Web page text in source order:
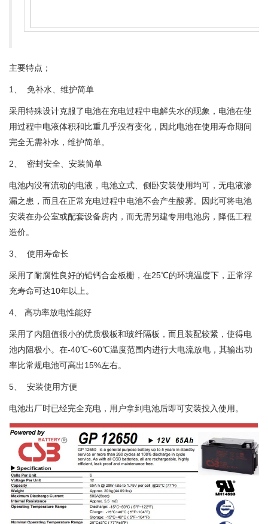
主要特点；
1、 免补水、维护简单
采用特殊设计克服了电池在充电过程中电解失水的现象，电池在使
用过程中电液体积和比重几乎没有变化，因此电池在使用寿命期间
完全无需补水，维护简单。
2、 密封安全、安装简单
电池内没有流动的电液，电池立式、侧卧安装使用均可，无电液渗
漏之患，而且在正常充电过程中电池不会产生酸雾。因此可将电池
安装在办公室或配套设备房内，而无需另建专用电池房，降低工程
造价。
3、 使用寿命长
采用了耐腐性良好的铅钙合金板栅，在25℃的环境温度下，正常浮
充寿命可达10年以上。
4、 高功率放电性能好
采用了内阻值很小的优质极板和玻纤隔板，而且装配较紧，使得电
池内阻极小。在-40℃~60℃温度范围内进行大电流放电，其输出功
率比常规电池可高出15%左右。
5、 安装使用方便
电池出厂时已经完全充电，用户拿到电池后即可安装投入使用。